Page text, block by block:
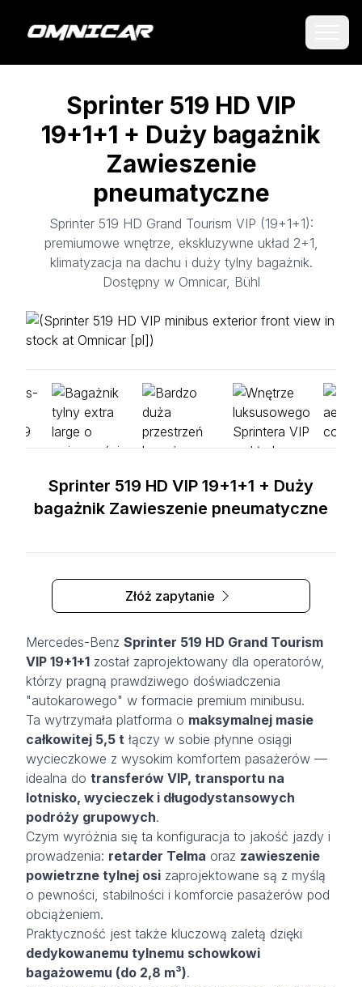
Sprinter 519 HD VIP
19+1+1 + Duży bagażnik
Zawieszenie
pneumatyczne
Sprinter 519 HD Grand Tourism VIP (19+1+1):
premiumowe wnętrze, ekskluzywne układ 2+1,
klimatyzacja na dachu i duży tylny bagażnik.
Dostępny w Omnicar, Bühl
Sprinter 519 HD VIP 19+1+1 + Duży
bagażnik Zawieszenie pneumatyczne
Złóż zapytanie
Mercedes-Benz Sprinter 519 HD Grand Tourism
VIP 19+1+1 został zaprojektowany dla operatorów,
którzy pragną prawdziwego doświadczenia
"autokarowego" w formacie premium minibusu.
Ta wytrzymała platforma o maksymalnej masie
całkowitej 5,5 t łączy w sobie płynne osiągi
wycieczkowe z wysokim komfortem pasażerów —
idealna do transferów VIP, transportu na
lotnisko, wycieczek i długodystansowych
podróży grupowych.
Czym wyróżnia się ta konfiguracja to jakość jazdy i
prowadzenia: retarder Telma oraz zawieszenie
powietrzne tylnej osi zaprojektowane są z myślą
o pewności, stabilności i komforcie pasażerów pod
obciążeniem.
Praktyczność jest także kluczową zaletą dzięki
dedykowanemu tylnemu schowkowi
bagażowemu (do 2,8 m³).